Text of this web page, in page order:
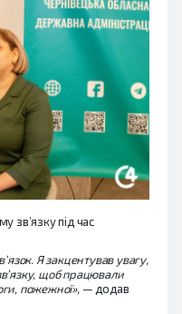
зв’язку під час
Я закцентував увагу,
щоб працювали
пожежної»,— додав